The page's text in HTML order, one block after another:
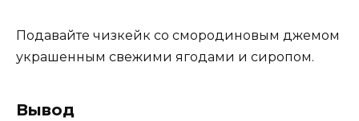
Подавайте чизкейк со смородиновым джемом
украшенным свежими ягодами и сиропом.
Вывод